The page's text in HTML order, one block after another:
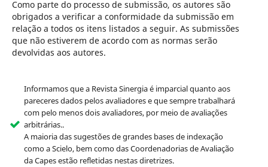
Como parte do processo de submissão, os autores são
obrigados a verificar a conformidade da submissão em
relação a todos os itens listados a seguir. As submissões
que não estiverem de acordo com as normas serão
devolvidas aos autores.
Informamos que a Revista Sinergia é imparcial quanto aos
pareceres dados pelos avaliadores e que sempre trabalhará
com pelo menos dois avaliadores, por meio de avaliações
arbitrárias..
A maioria das sugestões de grandes bases de indexação
como a Scielo, bem como das Coordenadorias de Avaliação
da Capes estão refletidas nestas diretrizes.